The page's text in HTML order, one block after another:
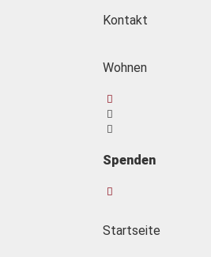
Kontakt
Wohnen
Spenden
Startseite